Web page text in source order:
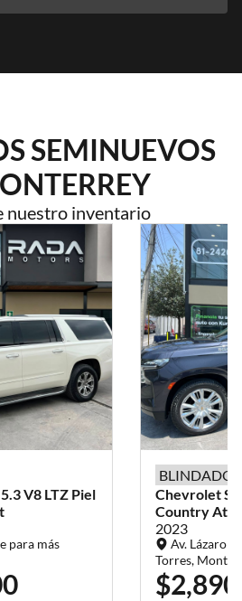
SEMINUEVOS
nuestro inventario
5.3 V8 LTZ Piel
para más
BLINDADOS
Chevrolet
Country At
2023
Av. Lázaro
Torres,